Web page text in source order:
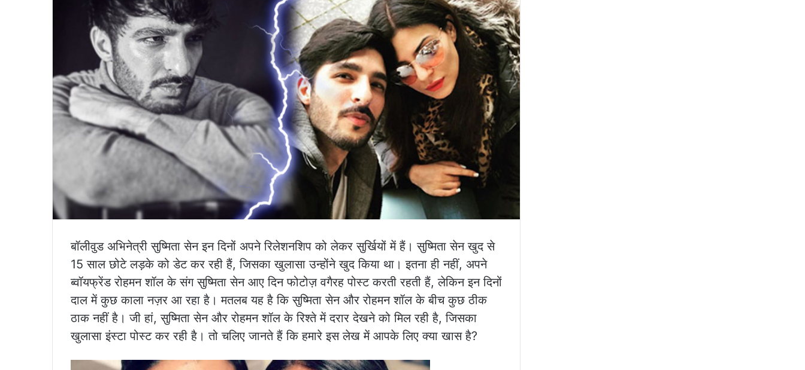
बॉलीवुड अभिनेत्री सुष्मिता सेन इन दिनों अपने रिलेशनशिप को लेकर सुर्खियों में हैं। सुष्मिता सेन खुद से
15 साल छोटे लड़के को डेट कर रही हैं, जिसका खुलासा उन्होंने खुद किया था। इतना ही नहीं, अपने
ब्वॉयफ्रेंड रोहमन शॉल के संग सुष्मिता सेन आए दिन फोटोज़ वगैरह पोस्ट करती रहती हैं, लेकिन इन दिनों
दाल में कुछ काला नज़र आ रहा है। मतलब यह है कि सुष्मिता सेन और रोहमन शॉल के बीच कुछ ठीक
ठाक नहीं है। जी हां, सुष्मिता सेन और रोहमन शॉल के रिश्ते में दरार देखने को मिल रही है, जिसका
खुलासा इंस्टा पोस्ट कर रही है। तो चलिए जानते हैं कि हमारे इस लेख में आपके लिए क्या खास है?